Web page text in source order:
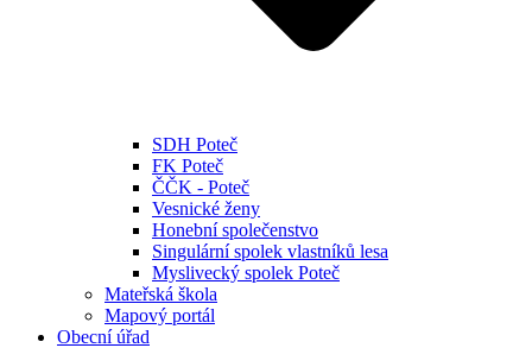
SDH Poteč
FK Poteč
ČČK - Poteč
Vesnické ženy
Honební společenstvo
Singulární spolek vlastníků lesa
Myslivecký spolek Poteč
Mateřská škola
Mapový portál
Obecní úřad